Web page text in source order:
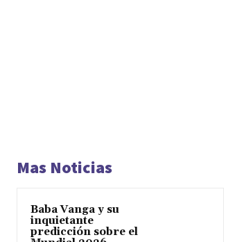
Mas Noticias
Baba Vanga y su
inquietante
predicción sobre el